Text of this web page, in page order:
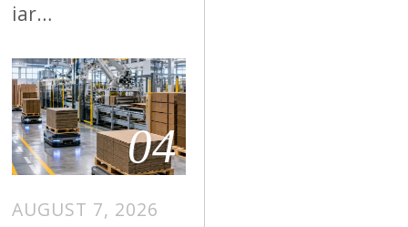
iar…
04
AUGUST 7, 2026